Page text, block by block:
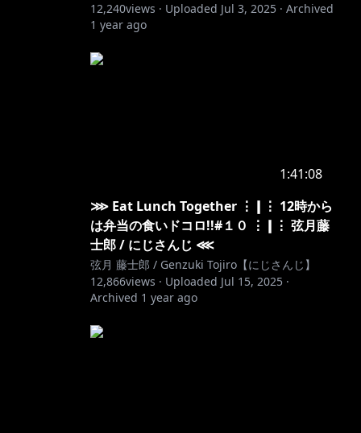
12,240views · Uploaded Jul 3, 2025 · Archived
1 year ago
1:41:08
⋙ Eat Lunch Together ⋮❙⋮ 12時から
は弁当の食いドコロ!!#１０ ⋮❙⋮ 弦月藤
士郎 / にじさんじ ⋘
弦月 藤士郎 / Genzuki Tojiro【にじさんじ】
12,866views · Uploaded Jul 15, 2025 ·
Archived 1 year ago